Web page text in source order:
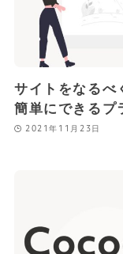
サイトをなる
簡単にできる
2021年11月23日